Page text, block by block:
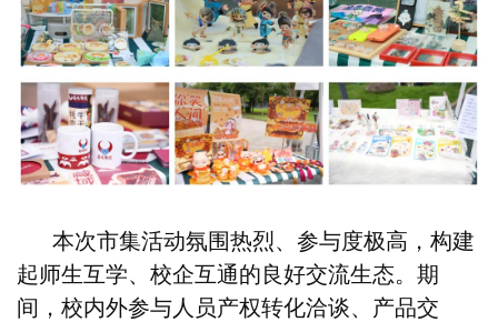
本次市集活动氛围热烈、参与度极高，构建
起师生互学、校企互通的良好交流生态。期
间，校内外参与人员产权转化洽谈、产品交